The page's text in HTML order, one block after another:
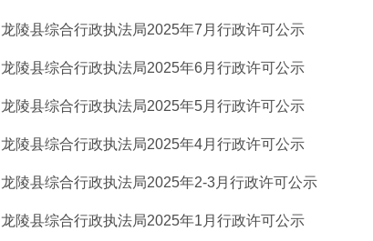
龙陵县综合行政执法局2025年7月行政许可公示
龙陵县综合行政执法局2025年6月行政许可公示
龙陵县综合行政执法局2025年5月行政许可公示
龙陵县综合行政执法局2025年4月行政许可公示
龙陵县综合行政执法局2025年2-3月行政许可公示
龙陵县综合行政执法局2025年1月行政许可公示